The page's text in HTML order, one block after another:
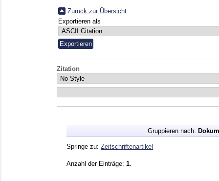
Zurück zur Übersicht
Exportieren als
Zitation
Gruppieren nach:
Springe zu: Zeitschriftenartikel
Anzahl der Einträge: 1